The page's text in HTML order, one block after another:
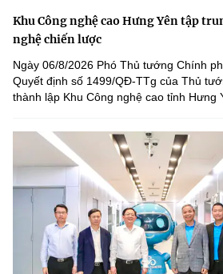
Khu Công nghệ cao Hưng Yên tập
nghệ chiến lược
Ngày 06/8/2026 Phó Thủ tướng Chính
Quyết định số 1499/QĐ-TTg của Thủ
thành lập Khu Công nghệ cao tỉnh Hưng